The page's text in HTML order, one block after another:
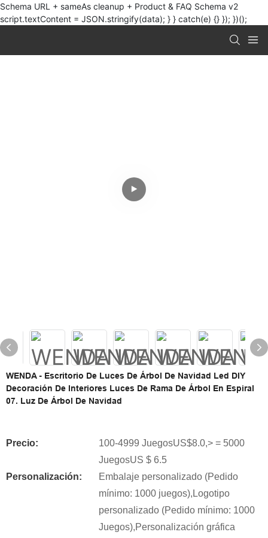
Schema URL + sameAs cleanup + Product & FAQ Schema v2
script.textContent = JSON.stringify(data); } } catch(e) {} }); })();
WENDA - Escritorio De Luces De Árbol De Navidad Led DIY
Decoración De Interiores Luces De Rama De Árbol En Espiral
07. Luz De Árbol De Navidad
Precio:
100-4999 JuegosUS$8.0,> = 5000
JuegosUS $ 6.5
Personalización:
Embalaje personalizado (Pedido
mínimo: 1000 juegos),Logotipo
personalizado (Pedido mínimo: 1000
Juegos),Personalización gráfica